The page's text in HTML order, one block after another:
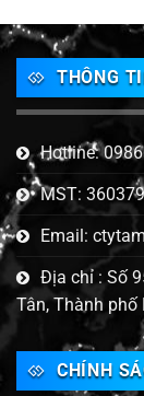
THÔNG
Hotline:
MST:
Email:
Địa chỉ : Số
Tân, Thành phố
CHÍNH